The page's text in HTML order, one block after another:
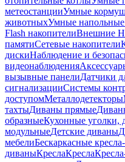
метеостанцииУмные
животныхУмные
Flash накопителиВнешние
памятиСетевые накопители
дискиНаблюдение и
видеонаблюдения
вызывные панелиДатчики
сигнализацииСистемы
доступомМеталлодетекторы
тахтыДиваны прямые
образныеКухонные уголки,
модульныеДетские диваны
мебелиБескаркасные
диваныКреслаКресла